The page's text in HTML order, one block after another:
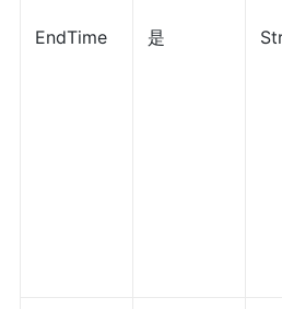
EndTime 是